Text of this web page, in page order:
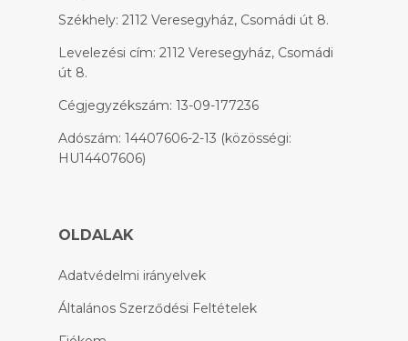
Székhely: 2112 Veresegyház, Csomádi út 8.
Levelezési cím: 2112 Veresegyház, Csomádi
út 8.
Cégjegyzékszám: 13-09-177236
Adószám: 14407606-2-13 (közösségi:
HU14407606)
OLDALAK
Adatvédelmi irányelvek
Általános Szerződési Feltételek